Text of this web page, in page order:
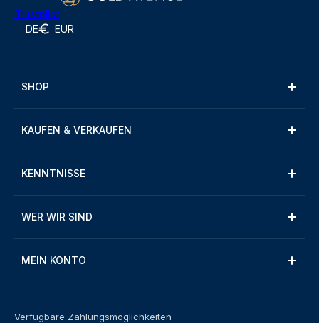
Trustpilot
DE EUR
SHOP
KAUFEN & VERKAUFEN
KENNTNISSE
WER WIR SIND
MEIN KONTO
Verfügbare Zahlungsmöglichkeiten